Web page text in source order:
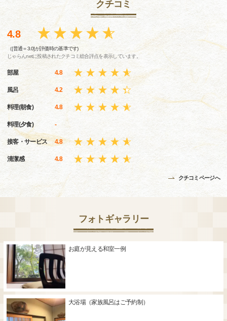
クチコミ
4.8
（[普通＝3.0]が評価時の基準です)
じゃらんnetに投稿されたクチコミ総合評点を表示しています。
部屋 4.8
風呂 4.2
料理(朝食) 4.8
料理(夕食) -
接客・サービス 4.8
清潔感 4.8
クチコミページへ
フォトギャラリー
お庭が見える和室一例
大浴場（家族風呂はご予約制）